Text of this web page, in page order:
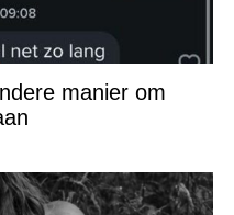
manier om